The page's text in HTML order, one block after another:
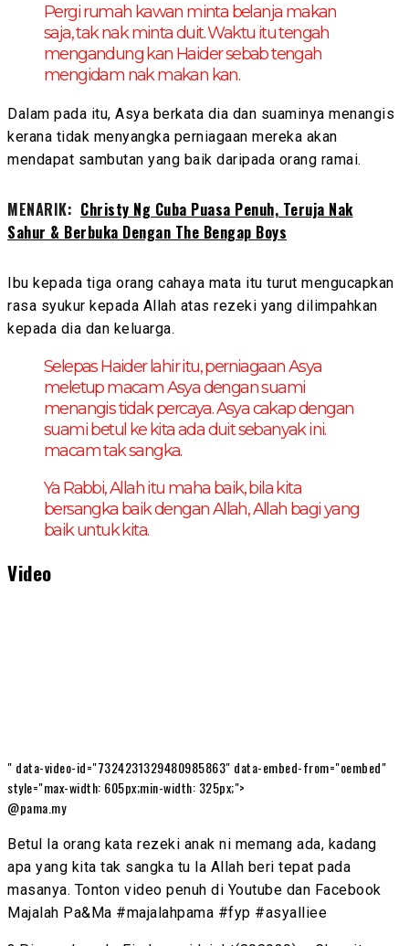
Pergi rumah kawan minta belanja makan
saja, tak nak minta duit. Waktu itu tengah
mengandung kan Haider sebab tengah
mengidam nak makan kan.
Dalam pada itu, Asya berkata dia dan suaminya menangis
kerana tidak menyangka perniagaan mereka akan
mendapat sambutan yang baik daripada orang ramai.
MENARIK: Christy Ng Cuba Puasa Penuh, Teruja Nak
Sahur & Berbuka Dengan The Bengap Boys
Ibu kepada tiga orang cahaya mata itu turut mengucapkan
rasa syukur kepada Allah atas rezeki yang dilimpahkan
kepada dia dan keluarga.
Selepas Haider lahir itu, perniagaan Asya
meletup macam Asya dengan suami
menangis tidak percaya. Asya cakap dengan
suami betul ke kita ada duit sebanyak ini.
macam tak sangka.
Ya Rabbi, Allah itu maha baik, bila kita
bersangka baik dengan Allah, Allah bagi yang
baik untuk kita.
Video
" data-video-id="7324231329480985863" data-embed-from="oembed"
style="max-width: 605px;min-width: 325px;">
@pama.my
Betul la orang kata rezeki anak ni memang ada, kadang
apa yang kita tak sangka tu la Allah beri tepat pada
masanya. Tonton video penuh di Youtube dan Facebook
Majalah Pa&Ma #majalahpama #fyp #asyalliee